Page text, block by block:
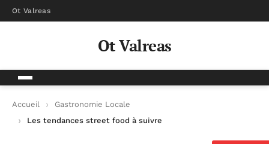
Ot Valreas
Ot Valreas
Accueil
Gastronomie Locale
Les tendances street food à suivre